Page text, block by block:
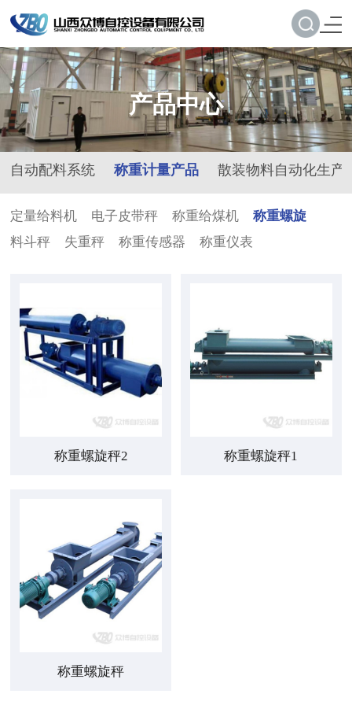
产品中心
自动配料系统 称重计量产品 散装物料自动化生产
定量给料机 电子皮带秤 称重给煤机
称重螺旋
料斗秤
失重秤 称重传感器 称重仪表
称重螺旋秤2 称重螺旋秤1
称重螺旋秤